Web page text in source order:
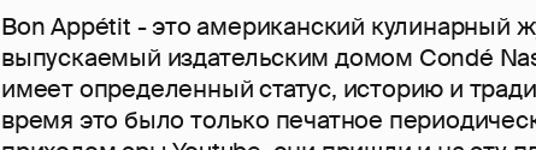
Bon Appétit - это американский кулинарный
выпускаемый издательским домом Condé
имеет определенный статус, историю и
время это было только печатное